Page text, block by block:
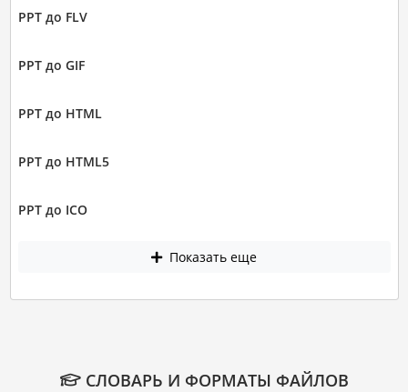
PPT до FLV
PPT до GIF
PPT до HTML
PPT до HTML5
PPT до ICO
Показать еще
СЛОВАРЬ И ФОРМАТЫ ФАЙЛОВ